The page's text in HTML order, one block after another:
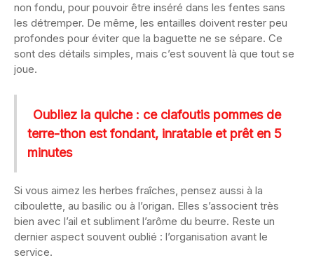
non fondu, pour pouvoir être inséré dans les fentes sans
les détremper. De même, les entailles doivent rester peu
profondes pour éviter que la baguette ne se sépare. Ce
sont des détails simples, mais c’est souvent là que tout se
joue.
Oubliez la quiche : ce clafoutis pommes de
terre-thon est fondant, inratable et prêt en 5
minutes
Si vous aimez les herbes fraîches, pensez aussi à la
ciboulette, au basilic ou à l’origan. Elles s’associent très
bien avec l’ail et subliment l’arôme du beurre. Reste un
dernier aspect souvent oublié : l’organisation avant le
service.